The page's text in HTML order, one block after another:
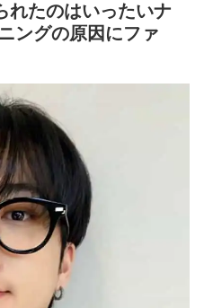
れたのはいったいナ
ングの原因にファ